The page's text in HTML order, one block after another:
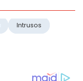
Intrusos